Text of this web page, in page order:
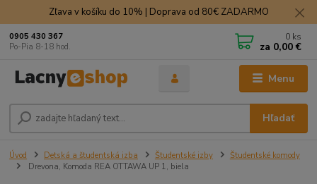
Zľava v košíku do 10% | Doprava od 80€ ZADARMO
Menu
Hľadať
0905 430 367
Po-Pia 8-18 hod.
0 ks
za 0,00 €
Úvod Detská a študentská izba Študentské izby
Študentské komody
Drevona, Komoda REA OTTAWA UP 1, biela